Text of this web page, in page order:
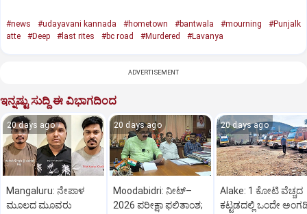
#news #udayavani kannada #hometown #bantwala #mourning
#Punjalk
atte
#Deep #last rites #bc road #Murdered #Lavanya
ADVERTISEMENT
ಇನ್ನಷ್ಟು ಸುದ್ದಿ ಈ ವಿಭಾಗದಿಂದ
20 days ago
Mangaluru: ನೇಪಾಳ
ಮೂಲದ ಮೂವರು
20 days ago
Moodabidri: ನೀಟ್–
2026 ಪರೀಕ್ಷಾ ಫಲಿತಾಂಶ;
20 days ago
Alake: 1 ಕೋಟಿ ವೆಚ್ಚದ
ಕಟ್ಟಡದಲ್ಲಿ ಒಂದೇ